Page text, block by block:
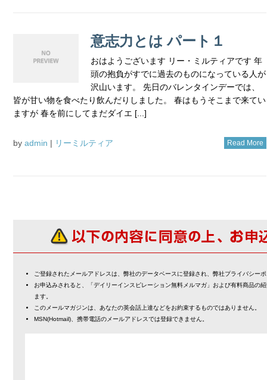
意志力とは パート１
おはようございます リー・ミルティアです 年
頭の抱負がすでに過去のものになっている人が
沢山います。 先日のバレンタインデーでは、
皆が甘い物を食べたり飲んだりしました。 春はもうそこまで来てい
ますが 春を前にしてまだダイエ [...]
by admin | リーミルティア Read More
ご登録されたメールアドレスは、弊社のデータベースに登録され、弊社プライバシー
お申込みされると、「デイリーインスピレーション無料メルマガ」および有料商品の
ます。
このメールマガジンは、あなたの英会話上達などをお約束するものではありません。
MSN(Hotmail)、携帯電話のメールアドレスでは登録できません。